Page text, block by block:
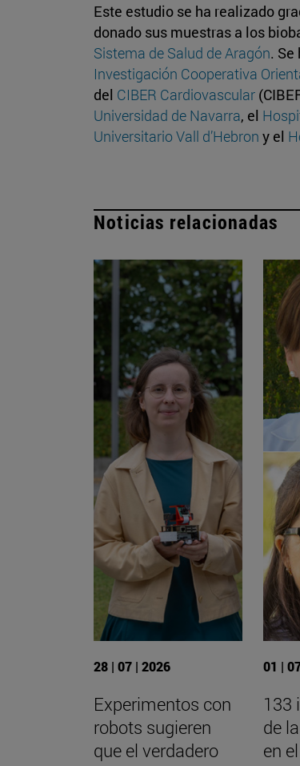
Este estudio se ha realizado
donado sus muestras a los
Sistema de Salud de Aragón.
Investigación Cooperativa
del CIBER Cardiovascular
Universidad de Navarra, el
Universitario Vall d’Hebron y el
Noticias relacionadas
28 | 07 | 2026
Experimentos con
robots sugieren
que el verdadero
01 |
133
de
en